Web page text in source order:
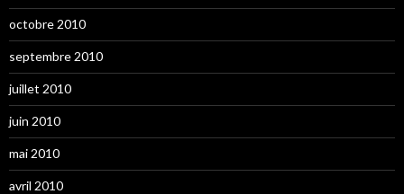
octobre 2010
septembre 2010
juillet 2010
juin 2010
mai 2010
avril 2010